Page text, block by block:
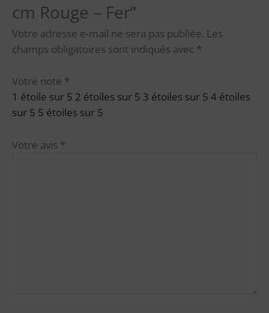
cm Rouge – Fer”
Votre adresse e-mail ne sera pas publiée. Les
champs obligatoires sont indiqués avec *
Votre note *
1 étoile sur 5 2 étoiles sur 5 3 étoiles sur 5 4 étoiles
sur 5 5 étoiles sur 5
Votre avis *